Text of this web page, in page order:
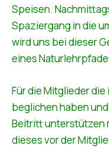
Speisen.
Spaziergang in die
wird uns bei dieser
eines
Für die Mitglieder
beglichen haben
Beitritt unterstützen
dieses vor der